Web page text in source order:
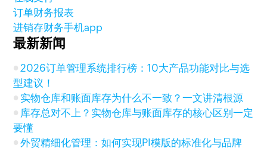
订单财务报表
进销存财务手机app
最新新闻
2026订单管理系统排行榜：10大产品功能对比与选
型建议！
实物仓库和账面库存为什么不一致？一文讲清根源
库存总对不上？实物仓库与账面库存的核心区别一定
要懂
外贸精细化管理：如何实现PI模版的标准化与品牌